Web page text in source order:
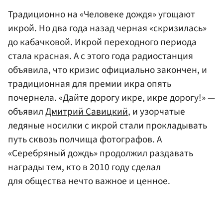
Традиционно на «Человеке дождя» угощают
икрой. Но два года назад черная «скризилась»
до кабачковой. Икрой переходного периода
стала красная. А с этого года радиостанция
объявила, что кризис официально закончен, и
традиционная для премии икра опять
почернела. «Дайте дорогу икре, икре дорогу!» —
объявилДмитрий Савицкий, и узорчатые
ледяные носилки с икрой стали прокладывать
путь сквозь полчища фотографов. А
«Серебряный дождь» продолжил раздавать
награды тем, кто в 2010 году сделал
для общества нечто важное и ценное.